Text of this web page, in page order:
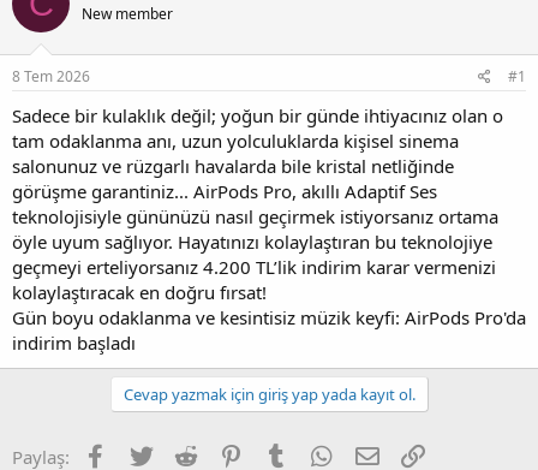
u
u
b
a
l
a
t
a
n
a
ç
a
r
i
h
i
New member
8 Tem 2026 #1
Sadece bir kulaklık değil; yoğun bir günde ihtiyacınız olan o
tam odaklanma anı, uzun yolculuklarda kişisel sinema
salonunuz ve rüzgarlı havalarda bile kristal netliğinde
görüşme garantiniz... AirPods Pro, akıllı Adaptif Ses
teknolojisiyle gününüzü nasıl geçirmek istiyorsanız ortama
öyle uyum sağlıyor. Hayatınızı kolaylaştıran bu teknolojiye
geçmeyi erteliyorsanız 4.200 TL’lik indirim karar vermenizi
kolaylaştıracak en doğru fırsat!
Gün boyu odaklanma ve kesintisiz müzik keyfi: AirPods Pro'da
indirim başladı
Cevap yazmak için giriş yap yada kayıt ol.
Paylaş: Facebook
Twitter Reddit PinterestTumblr WhatsApp
E-posta